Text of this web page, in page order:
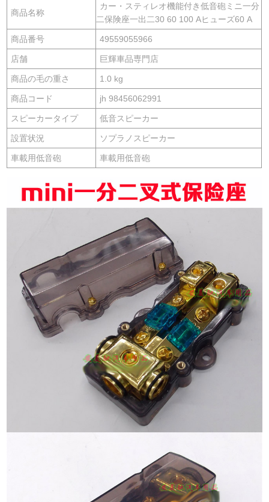
商品名称
カー・スティレオ機能付き低音砲ミニ一分
二保険座一出二30 60 100 Aヒューズ60 A
商品番号 49559055966
店舗 巨輝車品専門店
商品の毛の重さ 1.0 kg
商品コード jh 98456062991
スピーカータイプ 低音スピーカー
設置状況 ソプラノスピーカー
車載用低音砲 車載用低音砲